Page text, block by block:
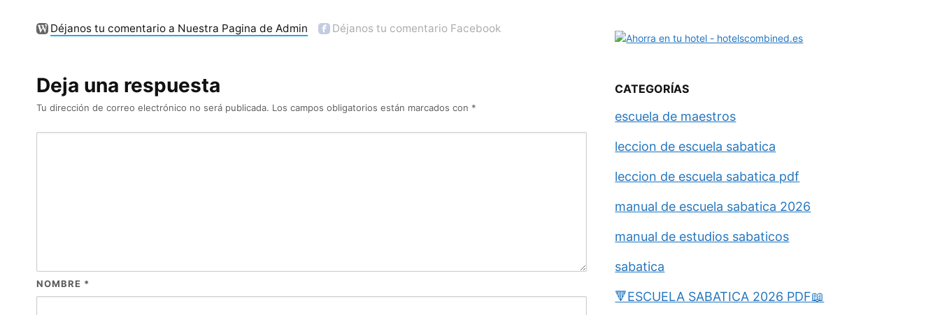
Déjanos tu comentario a Nuestra Pagina de Admin Déjanos tu comentario Facebook
Deja una respuesta
Tu dirección de correo electrónico no será publicada. Los campos obligatorios están marcados con *
NOMBRE *
CATEGORÍAS
escuela de maestros
leccion de escuela sabatica
leccion de escuela sabatica pdf
manual de escuela sabatica 2026
manual de estudios sabaticos
sabatica
🔻ESCUELA SABATICA 2026 PDF📖